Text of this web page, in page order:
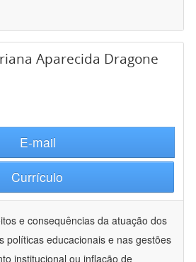
Aparecida Dragone
E-mail
Currículo
e consequências da atuação dos
políticas educacionais e nas gestões
institucional ou inflação de